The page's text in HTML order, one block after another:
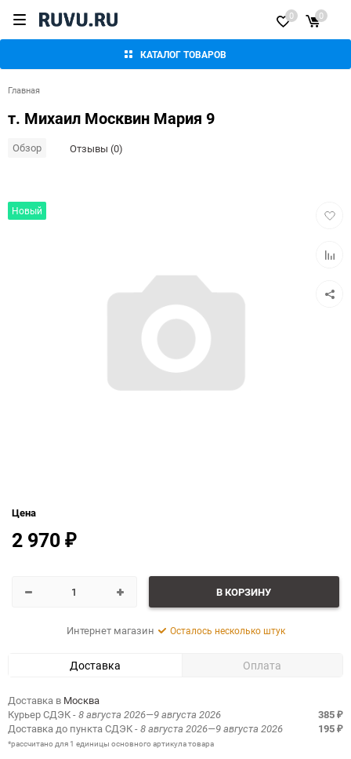
КАТАЛОГ ТОВАРОВ
0 0
Главная
т. Михаил Москвин Мария 9
Обзор Отзывы (0)
Новый
Цена
2 970 ₽
В КОРЗИНУ
Интернет магазин Осталось несколько штук
Доставка Оплата
Доставка в Москва
Курьер СДЭК- 8 августа 2026—9 августа 2026 385 ₽
Доставка до пункта СДЭК- 8 августа 2026—9 августа 2026 195 ₽
*рассчитано для 1 единицы основного артикула товара